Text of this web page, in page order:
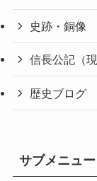
史跡・銅像
信長公記（現
歴史ブログ
サブメニュ